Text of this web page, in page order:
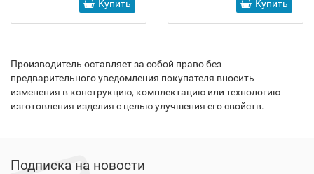
Купить Купить
Производитель оставляет за собой право без
предварительного уведомления покупателя вносить
изменения в конструкцию, комплектацию или технологию
изготовления изделия с целью улучшения его свойств.
Подписка на новости